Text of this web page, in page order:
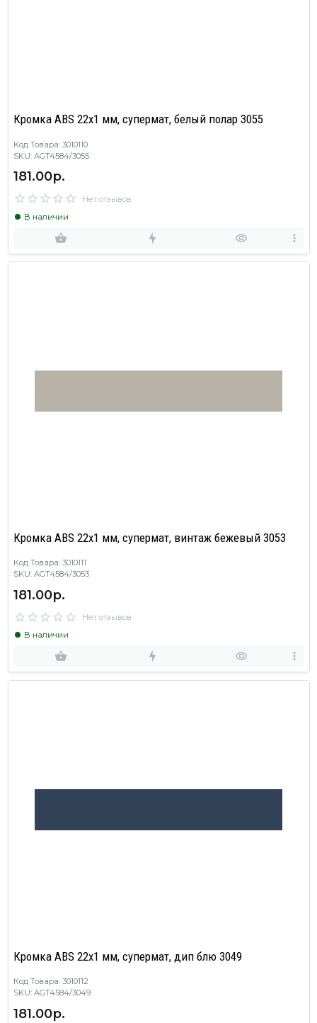
Кромка ABS 22х1 мм, супермат, белый полар 3055
Код Товара: 3010110
SKU: AGT4584/3055
181.00р.
Нет отзывов
В наличии
Кромка ABS 22х1 мм, супермат, винтаж бежевый 3053
Код Товара: 3010111
SKU: AGT4584/3053
181.00р.
Нет отзывов
В наличии
Кромка ABS 22х1 мм, супермат, дип блю 3049
Код Товара: 3010112
SKU: AGT4584/3049
181.00р.